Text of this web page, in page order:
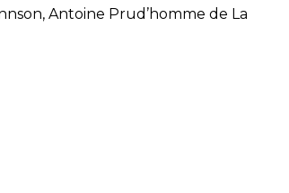
Antoine Prud’homme de La